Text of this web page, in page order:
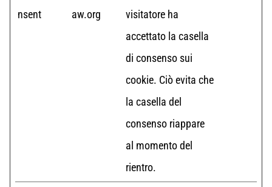
nsent
aw.org
visitatore ha
accettato la casella
di consenso sui
cookie. Ciò evita che
la casella del
consenso riappare
al momento del
rientro.